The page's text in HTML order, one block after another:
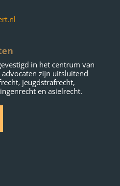
in het centrum van
zijn uitsluitend
jeugdstrafrecht,
en asielrecht.